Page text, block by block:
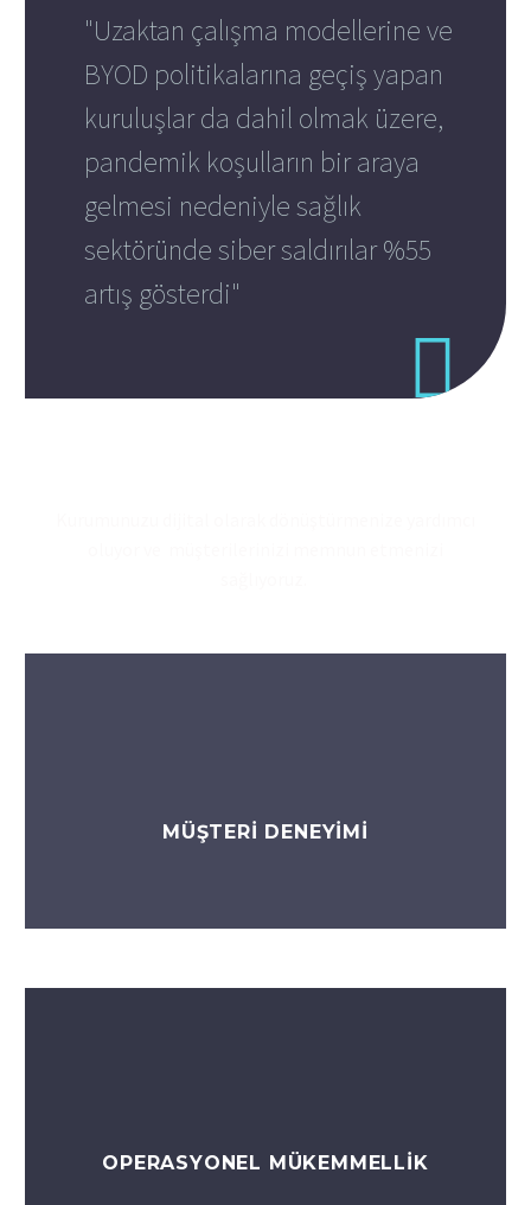
"Uzaktan çalışma modellerine ve
BYOD politikalarına geçiş yapan
kuruluşlar da dahil olmak üzere,
pandemik koşulların bir araya
gelmesi nedeniyle sağlık
sektöründe siber saldırılar %55
artış gösterdi"
MÜŞTERİ DENEYİMİ
OPERASYONEL MÜKEMMELLİK